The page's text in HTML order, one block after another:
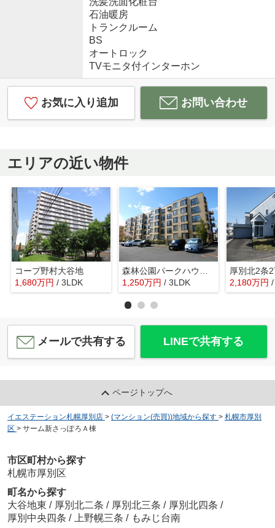
石油暖房
トランクルーム
BS
オートロック
TVモニタ付インターホン
お気に入り追加 お問い合わせ
エリアの近い物件
コープ野村大谷地
1,680万円 / 3LDK
1,250万円 / 3LDK
厚別北2条
2,180万円
メールで共有する LINEで共有する
ページトップへ
イエステーション札幌厚別店 > (マンション(売買))地域から探す > 札幌市厚別
区 > サーム新さっぽろＡ棟
市区町村から探す
札幌市厚別区
町名から探す
大谷地東 / 厚別北二条 / 厚別北三条 / 厚別北四条 /
厚別中央四条 / 上野幌三条 / もみじ台南